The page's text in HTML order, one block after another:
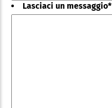
Lasciaci un messaggio*